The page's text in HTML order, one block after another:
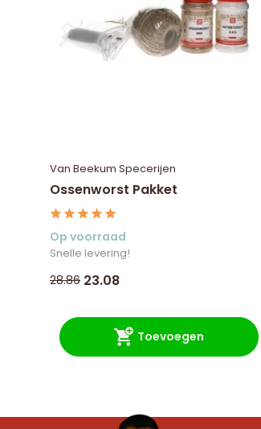
Van Beekum Specerijen
Ossenworst Pakket
Op voorraad
Snelle levering!
28.86 23.08
Toevoegen